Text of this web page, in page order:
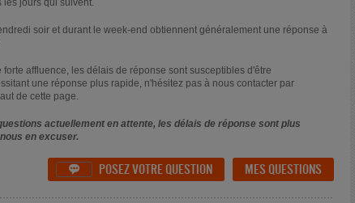
soir et durant le week-end obtiennent généralement une réponse à
affluence, les délais de réponse sont susceptibles d'être
une réponse plus rapide, n'hésitez pas à nous contacter par
de cette page.
actuellement en attente, les délais de réponse sont plus
en excuser.
 POSEZ VOTRE QUESTION MES QUESTIONS